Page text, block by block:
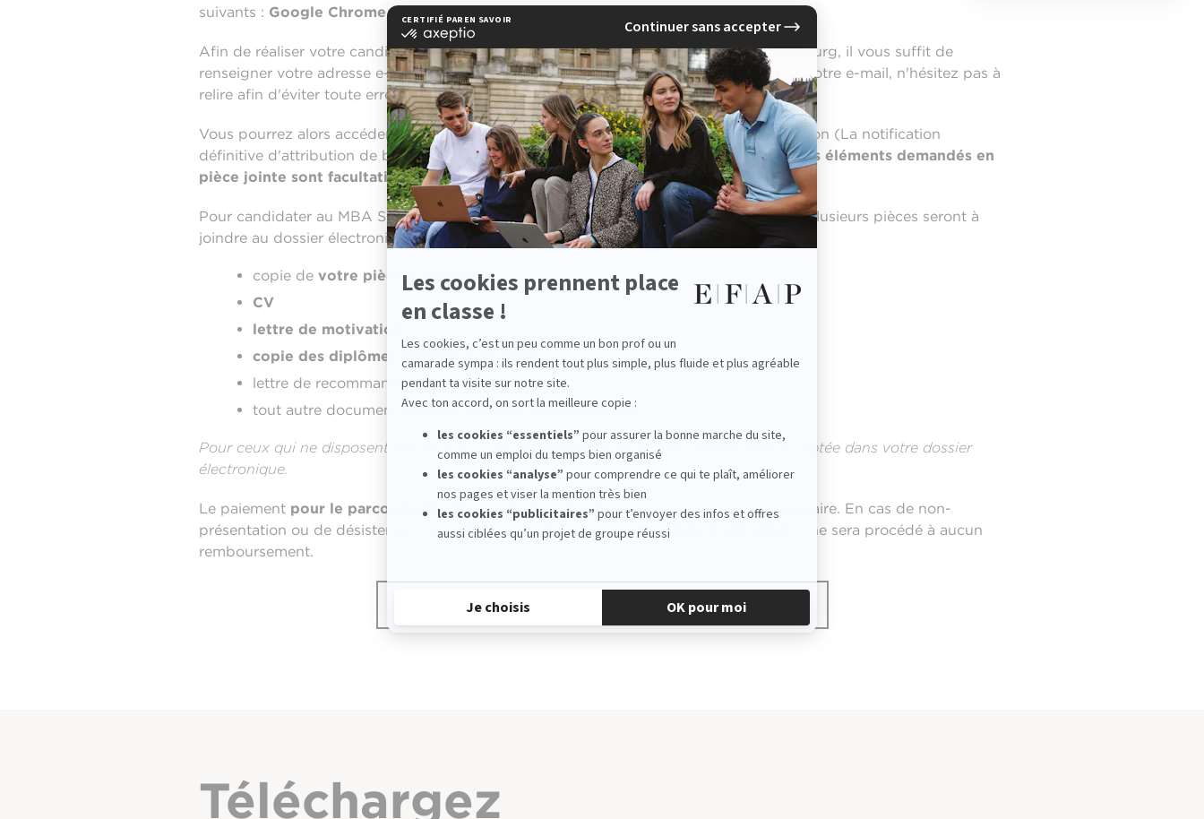
suivants : Google Chrome,Mozilla Firefox
Afin de réaliser votre candidature en ligne pour nos MBA médiation culturelle à Strasbourg, il vous suffit de
renseigner votre adresse e-mail dans l'encart ci-dessous. Attention à l'orthographe de votre e-mail, n'hésitez pas à
relire afin d'éviter toute erreur de frappe, espace, etc.
Vous pourrez alors accéder à l'espace de candidature et remplir le formulaire d'inscription (La notification
définitive d'attribution de bourse est obligatoire pour les étudiants boursiers -les autres éléments demandés en
pièce jointe sont facultatifs).
Pour candidater au MBA Spécialisé communication EFAP Strasbourg (niveau Bac+5), plusieurs pièces seront à
joindre au dossier électronique, telles que :
copie de votre pièce d'identité
CV
lettre de motivation
copie des diplômes obtenus
jusqu'alors
lettre de recommandation
tout autre document pouvant appuyer votre demande
Pour ceux qui ne disposent pas de scan, une photographie de vos documents sera acceptée dans votre dossier
électronique.
Le paiement pour le parcours classiques'effectue directement en ligne par carte bancaire. En cas de non-
présentation ou de désistement signalé à moins de 7 jours avant la date
, il ne sera procédé à aucun
remboursement.
CANDIDATER EN LIGNE - PARCOURS EN ALTERNANCE
Téléchargez